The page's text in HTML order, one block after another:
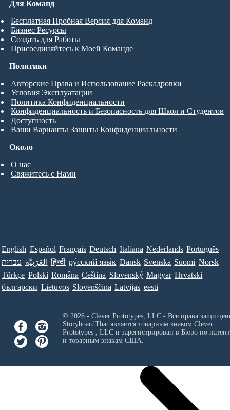
Для Команд
Бесплатная Пробная Версия для Команд
Бизнес Ресурсы
Создать для Работы
Присоединяйтесь к Моей Команде
Около
О нас
Свяжитесь с Нами
Политики
Авторские Права и Использование Раскадровки
Условия Эксплуатации
Политика Конфиденциальности
Конфиденциальность и Безопасность для Школ и Студентов
Доступность
Ваши Варианты Защиты Конфиденциальности
English Español Français Deutsch Italiana Nederlands Português
עברית العَرَبِيَّة हिन्दी ру́сский язы́к Dansk Svenska Suomi Norsk
Türkçe Polski Româna Ceština Slovenský Magyar Hrvatski
български Lietuvos Slovenščina Latvijas eesti
© 2026 - Clever Prototypes, LLC - Все права
StoryboardThat является товарным знаком Clever
Prototypes , LLCи зарегистрирован в Бюро по
и товарным знакам США.